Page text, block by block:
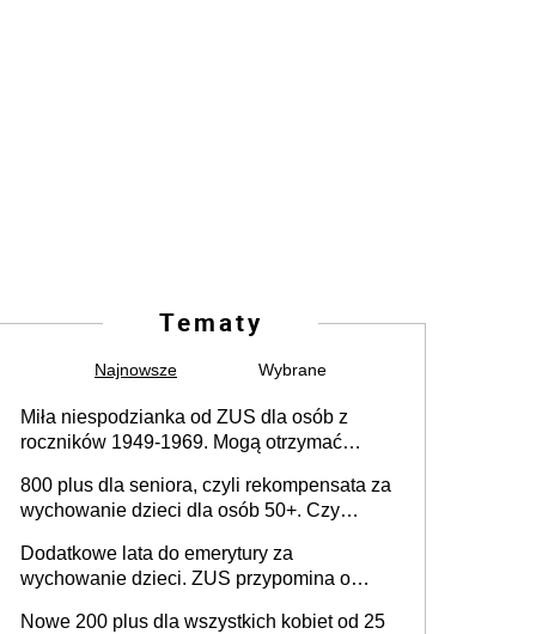
Tematy
Najnowsze Wybrane
Miła niespodzianka od ZUS dla osób z
roczników 1949-1969. Mogą otrzymać
800 plus dla seniora, czyli rekompensata za
wychowanie dzieci dla osób 50+. Czy
wejdzie w życie?
Dodatkowe lata do emerytury za
wychowanie dzieci. ZUS przypomina o
Nowe 200 plus dla wszystkich kobiet od 25